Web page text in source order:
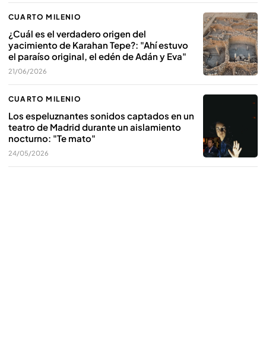
CUARTO MILENIO
¿Cuál es el verdadero origen del
yacimiento de Karahan Tepe?: "Ahí estuvo
el paraíso original, el edén de Adán y Eva"
21/06/2026
CUARTO MILENIO
Los espeluznantes sonidos captados en un
teatro de Madrid durante un aislamiento
nocturno: "Te mato"
24/05/2026